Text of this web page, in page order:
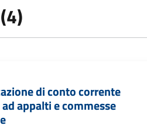
di conto corrente
appalti e commesse